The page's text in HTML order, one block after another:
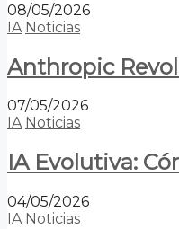
08/05/2026
IA Noticias
Anthropic
07/05/2026
IA Noticias
IA Evolutiva:
04/05/2026
IA Noticias